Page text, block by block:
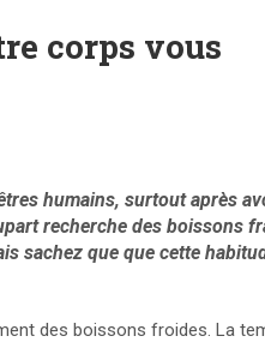
corps vous
humains, surtout après
recherche des boissons
sachez que que cette
des boissons froides. La